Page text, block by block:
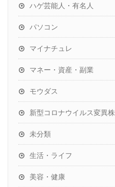
ハゲ芸能人・有名人
パソコン
マイナチュレ
マネー・資産・副業
モウダス
新型コロナウイルス変異株
未分類
生活・ライフ
美容・健康